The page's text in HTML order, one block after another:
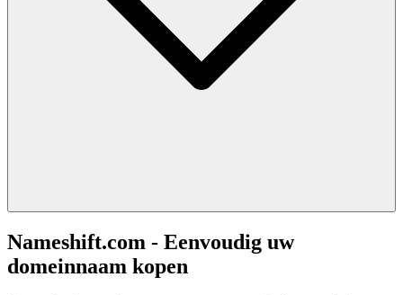
Nameshift.com - Eenvoudig uw
domeinnaam kopen